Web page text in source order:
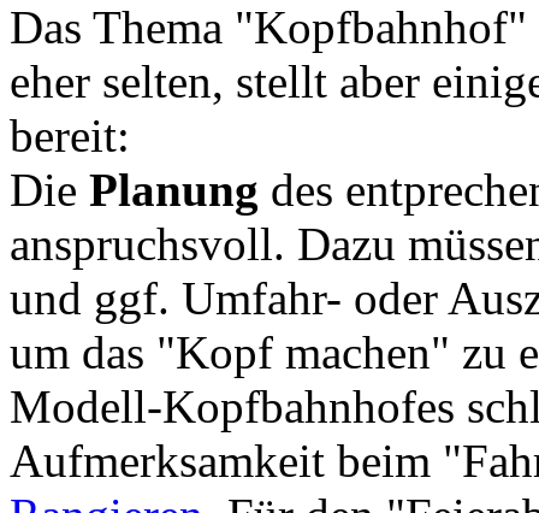
Das Thema
eher selten, stellt aber
bereit:
Die Planung des
anspruchsvoll. Dazu
und ggf. Umfahr- oder
um das "Kopf machen" zu
Modell-Kopfbahnhofes
Aufmerksamkeit beim